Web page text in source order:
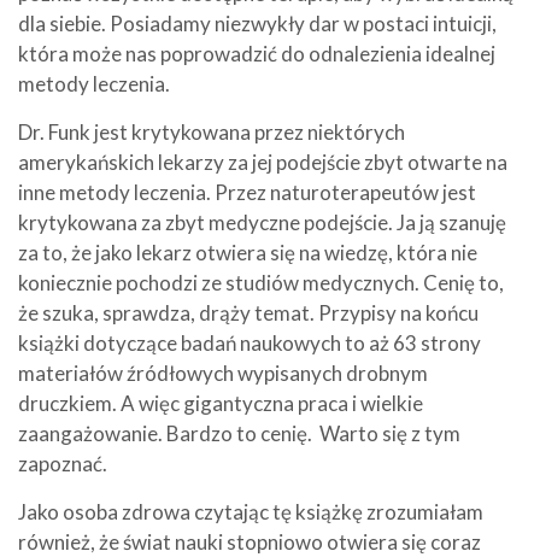
dla siebie. Posiadamy niezwykły dar w postaci intuicji,
która może nas poprowadzić do odnalezienia idealnej
metody leczenia.
Dr. Funk jest krytykowana przez niektórych
amerykańskich lekarzy za jej podejście zbyt otwarte na
inne metody leczenia. Przez naturoterapeutów jest
krytykowana za zbyt medyczne podejście. Ja ją szanuję
za to, że jako lekarz otwiera się na wiedzę, która nie
koniecznie pochodzi ze studiów medycznych. Cenię to,
że szuka, sprawdza, drąży temat. Przypisy na końcu
książki dotyczące badań naukowych to aż 63 strony
materiałów źródłowych wypisanych drobnym
druczkiem. A więc gigantyczna praca i wielkie
zaangażowanie. Bardzo to cenię. Warto się z tym
zapoznać.
Jako osoba zdrowa czytając tę książkę zrozumiałam
również, że świat nauki stopniowo otwiera się coraz